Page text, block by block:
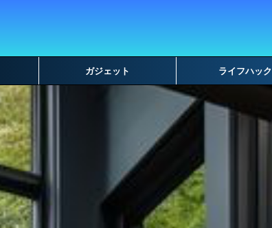
ガジェット ライフハック